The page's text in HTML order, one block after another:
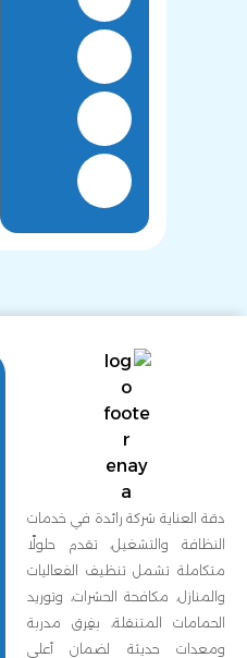
دقة العناية شركة رائدة في خدمات
النظافة والتشغيل، تقدم حلولًا
متكاملة تشمل تنظيف الفعاليات
والمنازل، مكافحة الحشرات، وتوريد
الحمامات المتنقلة، بفِرق مدربة
ومعدات حديثة لضمان أعلى